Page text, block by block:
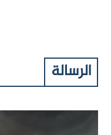
الرسالة